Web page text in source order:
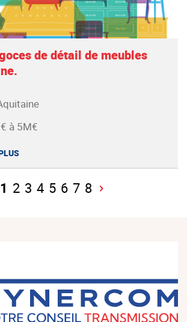
de détail de meubles
à 5M€
1 2 3 4 5 6 7 8